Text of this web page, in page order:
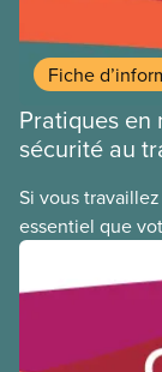
Fiche
Pratiques
sécurité au
Si vous
essentiel que
précautions
et de sécurité
qui cause la
retourniez